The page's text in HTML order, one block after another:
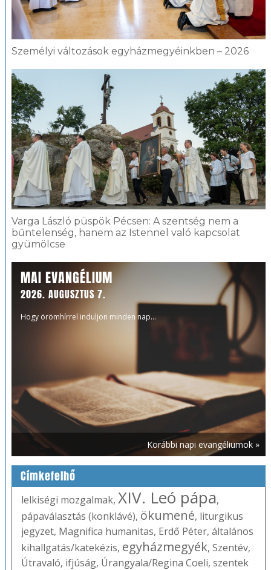
Személyi változások egyházmegyéinkben – 2026
Varga László püspök Pécsen: A szentség nem a
bűntelenség, hanem az Istennel való kapcsolat
gyümölcse
MAI EVANGÉLIUM
2026. AUGUSZTUS 7.
Hogy örömhírrel induljon minden nap...
Korábbi napi evangéliumok »
Címkefelhő
lelkiségi mozgalmak, XIV. Leó pápa,
pápaválasztás (konklávé), ökumené, liturgikus
jegyzet, Magnifica humanitas, Erdő Péter, általános
kihallgatás/katekézis, egyházmegyék, Szentév,
Útravaló, ifjúság, Úrangyala/Regina Coeli, szentek